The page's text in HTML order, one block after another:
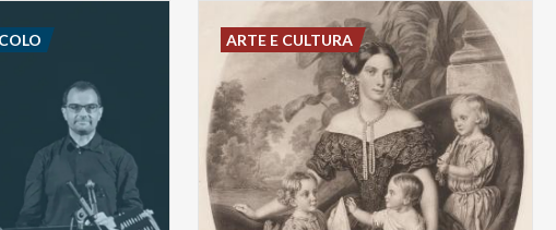
ARTE E CULTURA